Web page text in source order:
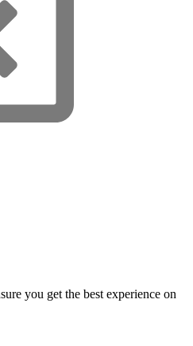
you get the best experience on